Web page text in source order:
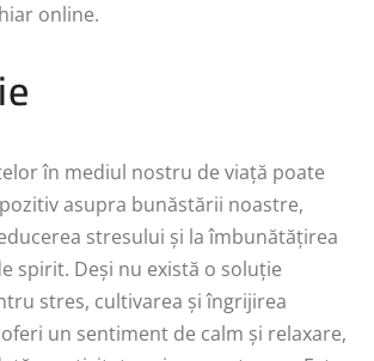
online.
în mediul nostru de viață poate
asupra bunăstării noastre,
stresului și la îmbunătățirea
spirit. Deși nu există o soluție
stres, cultivarea și îngrijirea
un sentiment de calm și relaxare,